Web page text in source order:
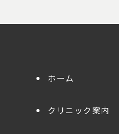
ホーム
クリニック案内